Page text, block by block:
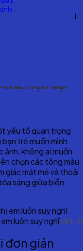
nhật xu hướng mới
hướng đến sự thoải
đi biển mặc gì để
chọn để
hiện đại
yếu tố quan trọng
trẻ muốn mình
không ai muốn
chọn các tông màu
giác mát mẻ và thoải
sáng giữa biển
luôn suy nghĩ(Ảnh:
đơn giản